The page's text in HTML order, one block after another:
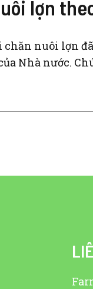
lợn
nuôi lợn
Nhà nước.